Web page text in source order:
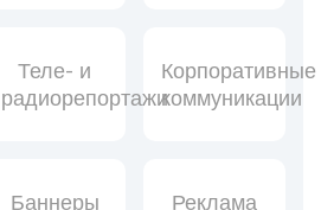
Теле- и
радиорепортажи
Корпоративные
коммуникации
Баннеры
Реклама